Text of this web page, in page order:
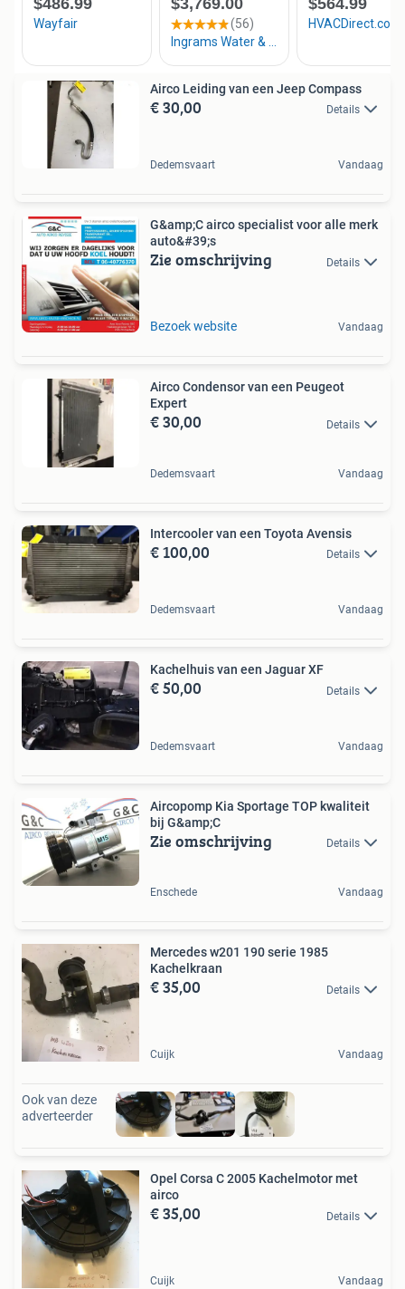
Airco Leiding van een Jeep Compass
€ 30,00 Details
Dedemsvaart Vandaag
G&amp;C airco specialist voor alle merk
auto&#39;s
Zie omschrijving Details
Bezoek website Vandaag
Airco Condensor van een Peugeot
Expert
€ 30,00 Details
Dedemsvaart Vandaag
Intercooler van een Toyota Avensis
€ 100,00 Details
Dedemsvaart Vandaag
Kachelhuis van een Jaguar XF
€ 50,00 Details
Dedemsvaart Vandaag
Aircopomp Kia Sportage TOP kwaliteit
bij G&amp;C
Zie omschrijving Details
Enschede Vandaag
Mercedes w201 190 serie 1985
Kachelkraan
€ 35,00 Details
Cuijk Vandaag
Ook van deze
adverteerder
Opel Corsa C 2005 Kachelmotor met
airco
€ 35,00 Details
Cuijk Vandaag